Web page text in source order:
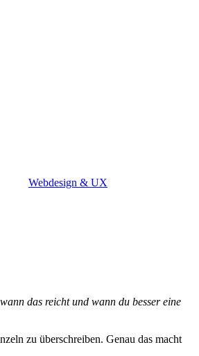
Webdesign & UX
das reicht und wann du besser eine
zu überschreiben. Genau das macht